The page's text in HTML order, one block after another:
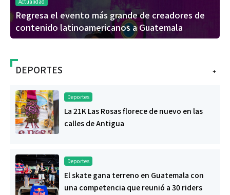
Regresa el evento más grande de creadores de
contenido latinoamericanos a Guatemala
+
DEPORTES
Deportes
La 21K Las Rosas florece de nuevo en las
calles de Antigua
Deportes
El skate gana terreno en Guatemala con
una competencia que reunió a 30 riders